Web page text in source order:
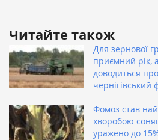
Читайте також
Для зернової
приємний
доводиться
чернігівський
Фомоз став
хворобою
уражено до